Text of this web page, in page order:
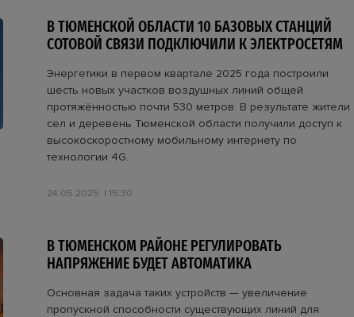
В ТЮМЕНСКОЙ ОБЛАСТИ 10 БАЗОВЫХ СТАНЦИЙ
СОТОВОЙ СВЯЗИ ПОДКЛЮЧИЛИ К ЭЛЕКТРОСЕТЯМ
Энергетики в первом квартале 2025 года построили
шесть новых участков воздушных линий общей
протяжённостью почти 530 метров. В результате жители
сел и деревень Тюменской области получили доступ к
высокоскоростному мобильному интернету по
технологии 4G.
24.05.2025 15:30
В ТЮМЕНСКОМ РАЙОНЕ РЕГУЛИРОВАТЬ
НАПРЯЖЕНИЕ БУДЕТ АВТОМАТИКА
Основная задача таких устройств — увеличение
пропускной способности существующих линий для